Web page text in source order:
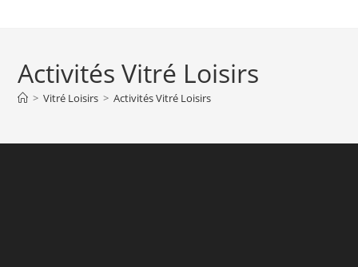
Activités Vitré Loisirs
> Vitré Loisirs > Activités Vitré Loisirs